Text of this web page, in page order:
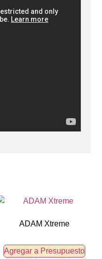
ADAM Xtreme
Agregar a Presupuesto